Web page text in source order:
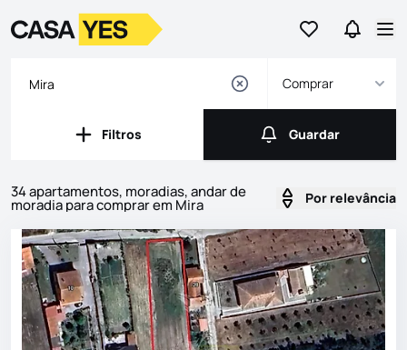
Ir para osIr para
LogoIr para a homepage
Comprar
Filtros
Filtros Guardar
Guardar
34 apartamentos, moradias, andar de
moradia para comprar em Mira Por relevância
Imóveis
Lista de Imóveis